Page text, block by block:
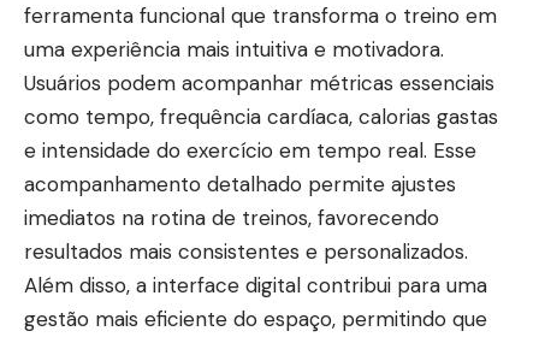
ferramenta funcional que transforma o treino em
uma experiência mais intuitiva e motivadora.
Usuários podem acompanhar métricas essenciais
como tempo, frequência cardíaca, calorias gastas
e intensidade do exercício em tempo real. Esse
acompanhamento detalhado permite ajustes
imediatos na rotina de treinos, favorecendo
resultados mais consistentes e personalizados.
Além disso, a interface digital contribui para uma
gestão mais eficiente do espaço, permitindo que